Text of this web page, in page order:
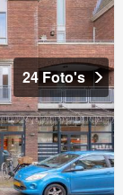
24 Foto's